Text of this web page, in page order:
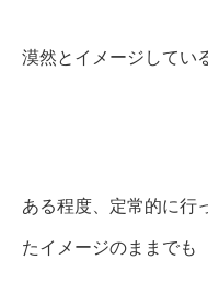
漠然とイメージしてい
ある程度、定常的に行
たイメージのままでも